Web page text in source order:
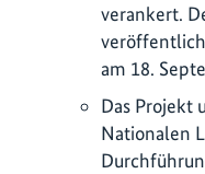
verankert.
am 18.
Das Projekt
Nationalen